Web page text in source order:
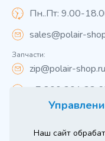
Наш сайт
Пн..Пт: 9.00-
sales@polair-
Запчасти:
zip@polair-shop.ru
+7 800 301 33
Вся информация на сайте